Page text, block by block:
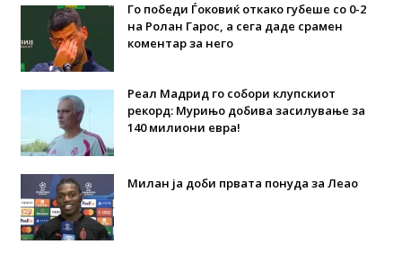
Го победи Ѓоковиќ откако губеше со 0-2
на Ролан Гарос, а сега даде срамен
коментар за него
Реал Мадрид го собори клупскиот
рекорд: Мурињо добива засилување за
140 милиони евра!
Милан ја доби првата понуда за Леао